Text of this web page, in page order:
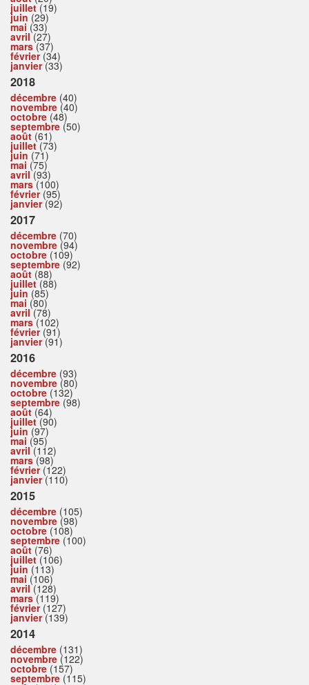
juillet(19)
juin (29)
mai (33)
avril(27)
mars(37)
février(34)
janvier(33)
2018
décembre (40)
novembre (40)
octobre (48)
septembre (50)
août (61)
juillet(73)
juin (71)
mai (75)
avril(93)
mars(100)
février(95)
janvier(92)
2017
décembre (70)
novembre (94)
octobre (109)
septembre (92)
août (88)
juillet(88)
juin (85)
mai (80)
avril(78)
mars(102)
février(91)
janvier(91)
2016
décembre (93)
novembre (80)
octobre (132)
septembre (98)
août (64)
juillet(90)
juin (97)
mai (95)
avril(112)
mars(98)
février(122)
janvier(110)
2015
décembre (105)
novembre (98)
octobre (108)
septembre (100)
août (76)
juillet(106)
juin (113)
mai (106)
avril(128)
mars(119)
février(127)
janvier(139)
2014
décembre (131)
novembre (122)
octobre (157)
septembre (115)